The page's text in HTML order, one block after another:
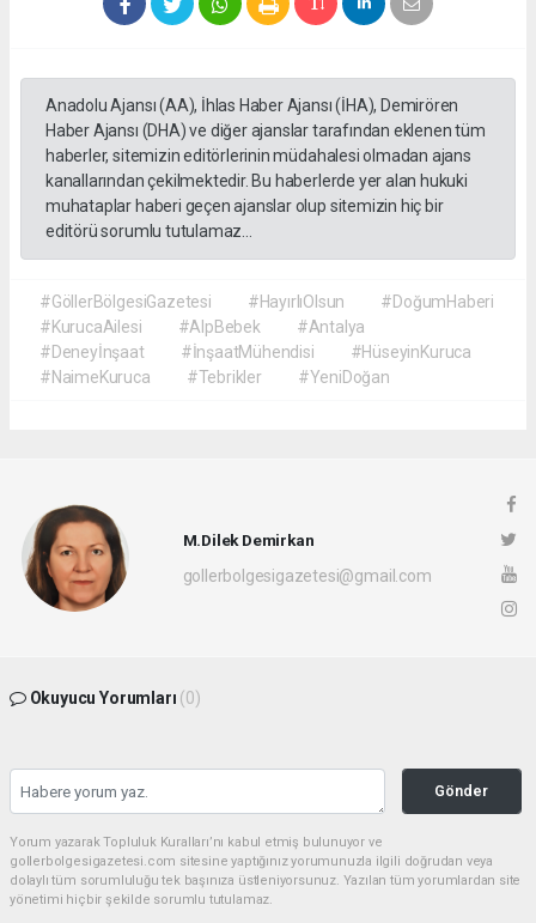
Anadolu Ajansı (AA), İhlas Haber Ajansı (İHA), Demirören
Haber Ajansı (DHA) ve diğer ajanslar tarafından eklenen tüm
haberler, sitemizin editörlerinin müdahalesi olmadan ajans
kanallarından çekilmektedir. Bu haberlerde yer alan hukuki
muhataplar haberi geçen ajanslar olup sitemizin hiç bir
editörü sorumlu tutulamaz...
#GöllerBölgesiGazetesi #HayırlıOlsun
#DoğumHaberi
#KurucaAilesi
#AlpBebek
#Antalya
#Deneyİnşaat
#İnşaatMühendisi
#HüseyinKuruca
#NaimeKuruca
#Tebrikler #YeniDoğan
M.Dilek Demirkan
gollerbolgesigazetesi@gmail.com
Okuyucu Yorumları (0)
Gönder
Yorum yazarak Topluluk Kuralları’nı kabul etmiş bulunuyor ve
gollerbolgesigazetesi.com sitesine yaptığınız yorumunuzla ilgili doğrudan veya
dolaylı tüm sorumluluğu tek başınıza üstleniyorsunuz. Yazılan tüm yorumlardan site
yönetimi hiçbir şekilde sorumlu tutulamaz.